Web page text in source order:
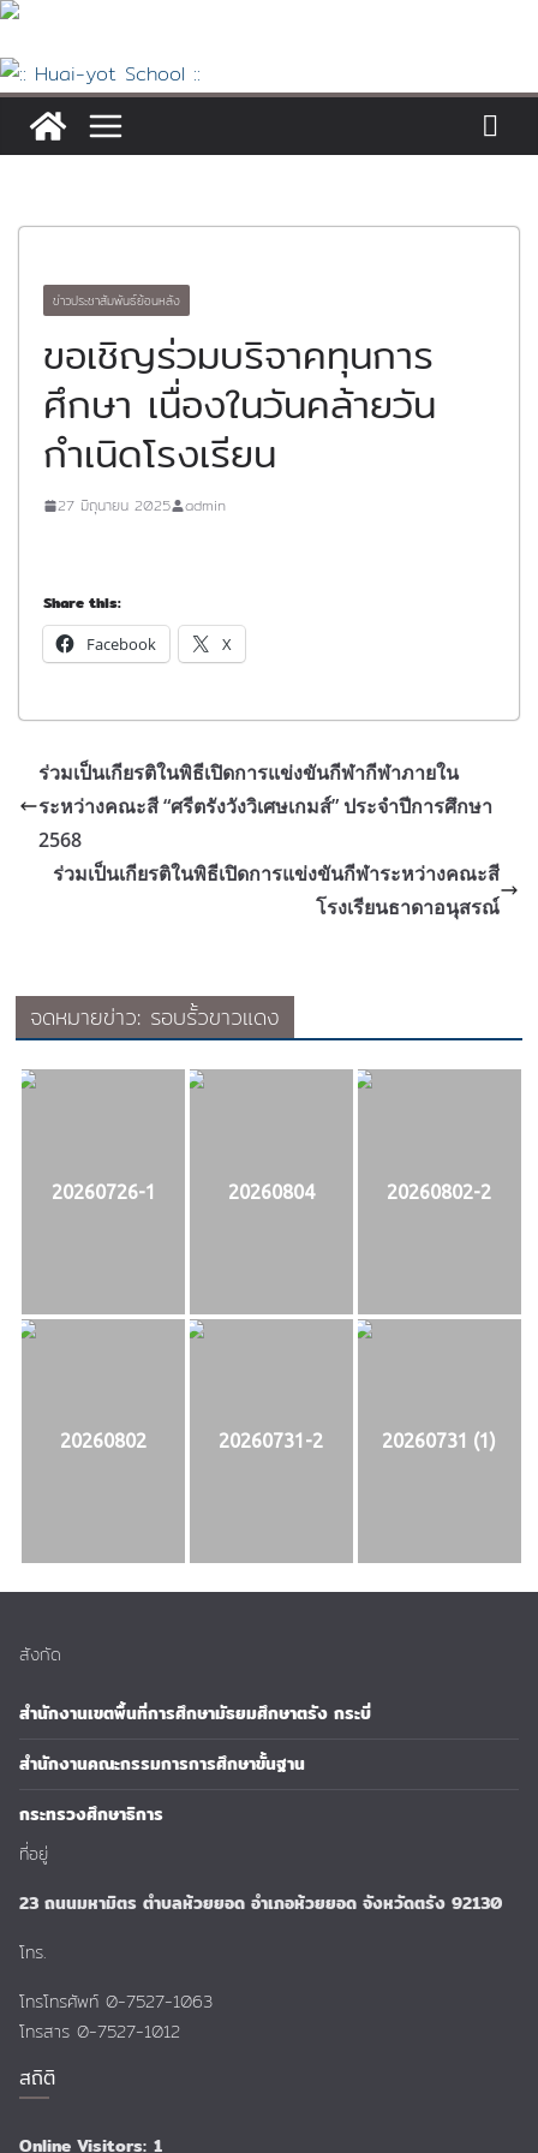
Skip
content
ข่าวประชาสัมพันธ์ย้อนหลัง
ขอเชิญร่วมบริจาคทุนการ
ศึกษา เนื่องในวันคล้ายวัน
กำเนิดโรงเรียน
27 มิถุนายน 2025 admin
Share this:
Facebook X
ร่วมเป็นเกียรติในพิธีเปิดการแข่งขันกีฬากีฬาภายใน
ระหว่างคณะสี “ศรีตรังวังวิเศษเกมส์” ประจำปีการศึกษา
2568
ร่วมเป็นเกียรติในพิธีเปิดการแข่งขันกีฬาระหว่างคณะสี
โรงเรียนธาดาอนุสรณ์
จดหมายข่าว: รอบรั้วขาวแดง
20260726-1 20260804 20260802-2
20260802 20260731-2 20260731 (1)
สังกัด
สำนักงานเขตพื้นที่การศึกษามัธยมศึกษาตรัง กระบี่
สำนักงานคณะกรรมการการศึกษาขั้นฐาน
กระทรวงศึกษาธิการ
ที่อยู่
23 ถนนมหามิตร ตำบลห้วยยอด อำเภอห้วยยอด จังหวัดตรัง 92130
โทร.
โทรโทรศัพท์ 0-7527-1063
โทรสาร 0-7527-1012
สถิติ
Online Visitors: 1